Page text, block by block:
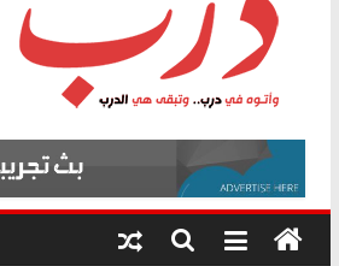
فرحات سليمان
أين؟
حزب التحالف
في الصحة”
ودعم المرضى
الوزاري لمدينة
إنشاء المبنى الإداري
المجلس القومي
متابعة قضية
قرينة البراءة
درب
وأتوه
درب..
وتبقى
هي